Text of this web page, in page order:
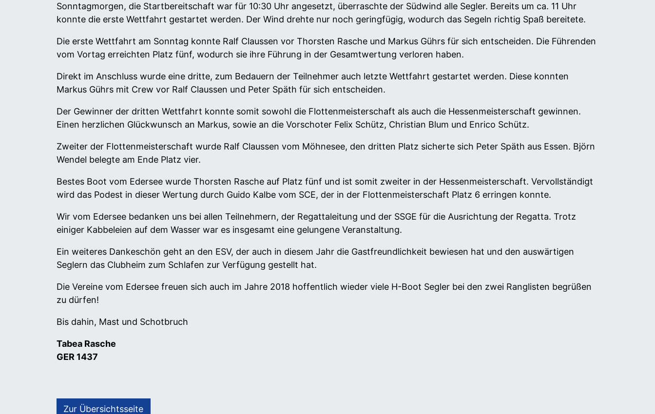
Sonntagmorgen, die Startbereitschaft war für 10:30 Uhr angesetzt, überraschte der Südwind alle Segler. Bereits um ca. 11 Uhr
konnte die erste Wettfahrt gestartet werden. Der Wind drehte nur noch geringfügig, wodurch das Segeln richtig Spaß bereitete.
Die erste Wettfahrt am Sonntag konnte Ralf Claussen vor Thorsten Rasche und Markus Gührs für sich entscheiden. Die Führenden
vom Vortag erreichten Platz fünf, wodurch sie ihre Führung in der Gesamtwertung verloren haben.
Direkt im Anschluss wurde eine dritte, zum Bedauern der Teilnehmer auch letzte Wettfahrt gestartet werden. Diese konnten
Markus Gührs mit Crew vor Ralf Claussen und Peter Späth für sich entscheiden.
Der Gewinner der dritten Wettfahrt konnte somit sowohl die Flottenmeisterschaft als auch die Hessenmeisterschaft gewinnen.
Einen herzlichen Glückwunsch an Markus, sowie an die Vorschoter Felix Schütz, Christian Blum und Enrico Schütz.
Zweiter der Flottenmeisterschaft wurde Ralf Claussen vom Möhnesee, den dritten Platz sicherte sich Peter Späth aus Essen. Björn
Wendel belegte am Ende Platz vier.
Bestes Boot vom Edersee wurde Thorsten Rasche auf Platz fünf und ist somit zweiter in der Hessenmeisterschaft. Vervollständigt
wird das Podest in dieser Wertung durch Guido Kalbe vom SCE, der in der Flottenmeisterschaft Platz 6 erringen konnte.
Wir vom Edersee bedanken uns bei allen Teilnehmern, der Regattaleitung und der SSGE für die Ausrichtung der Regatta. Trotz
einiger Kabbeleien auf dem Wasser war es insgesamt eine gelungene Veranstaltung.
Ein weiteres Dankeschön geht an den ESV, der auch in diesem Jahr die Gastfreundlichkeit bewiesen hat und den auswärtigen
Seglern das Clubheim zum Schlafen zur Verfügung gestellt hat.
Die Vereine vom Edersee freuen sich auch im Jahre 2018 hoffentlich wieder viele H-Boot Segler bei den zwei Ranglisten begrüßen
zu dürfen!
Bis dahin, Mast und Schotbruch
Tabea Rasche
GER 1437
Zur Übersichtsseite